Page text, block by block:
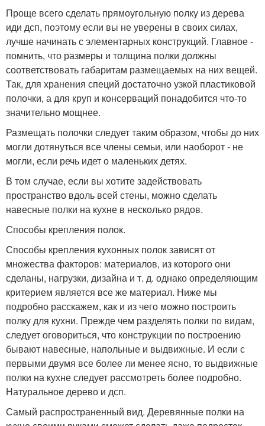
Проще всего сделать прямоугольную полку из дерева
иди дсп, поэтому если вы не уверены в своих силах,
лучше начинать с элементарных конструкций. Главное -
помнить, что размеры и толщина полки должны
соответствовать габаритам размещаемых на них вещей.
Так, для хранения специй достаточно узкой пластиковой
полочки, а для круп и консерваций понадобится что-то
значительно мощнее.
Размещать полочки следует таким образом, чтобы до них
могли дотянуться все члены семьи, или наоборот - не
могли, если речь идет о маленьких детях.
В том случае, если вы хотите задействовать
пространство вдоль всей стены, можно сделать
навесные полки на кухне в несколько рядов.
Способы крепления полок.
Способы крепления кухонных полок зависят от
множества факторов: материалов, из которого они
сделаны, нагрузки, дизайна и т. д. однако определяющим
критерием является все же материал. Ниже мы
подробно расскажем, как и из чего можно построить
полку для кухни. Прежде чем разделять полки по видам,
следует оговориться, что конструкции по построению
бывают навесные, напольные и выдвижные. И если с
первыми двумя все более ли менее ясно, то выдвижные
полки на кухне следует рассмотреть более подробно.
Натуральное дерево и дсп.
Самый распространенный вид. Деревянные полки на